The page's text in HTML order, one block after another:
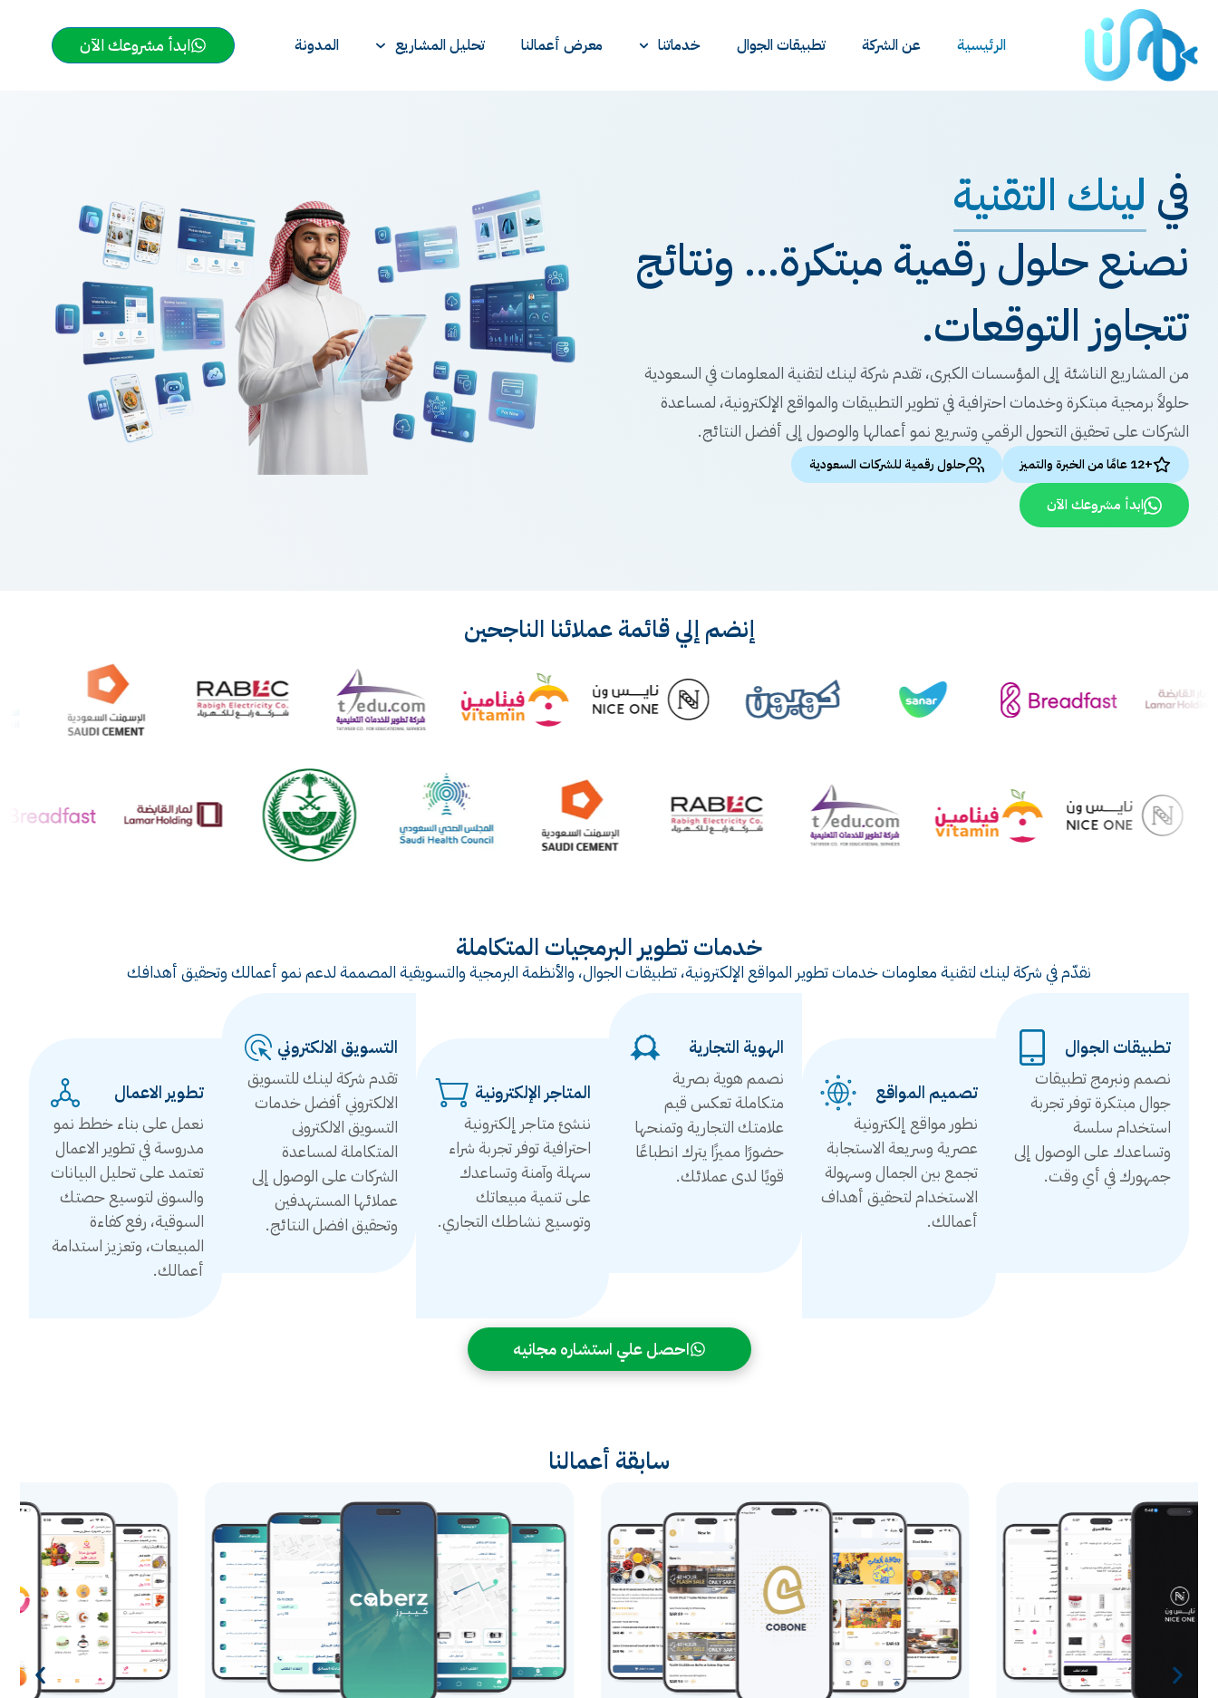
الرئيسية عن الشركة تطبيقات الجوال خدماتنا معرض أعمالنا تحليل المشاريع المدونة ابدأ مشروعك الآن
في لينك التقنية
نصنع حلول رقمية مبتكرة... ونتائج
تتجاوز التوقعات.
من المشاريع الناشئة إلى المؤسسات الكبرى، تقدم شركة لينك لتقنية المعلومات في السعودية
حلولاً برمجية مبتكرة وخدمات احترافية في تطوير التطبيقات والمواقع الإلكترونية، لمساعدة
الشركات على تحقيق التحول الرقمي وتسريع نمو أعمالها والوصول إلى أفضل النتائج.
+12 عامًا من الخبرة والتميز حلول رقمية للشركات السعودية
ابدأ مشروعك الآن
إنضم إلي قائمة عملائنا الناجحين
خدمات تطوير البرمجيات المتكاملة
نقدّم في شركة لينك لتقنية معلومات خدمات تطوير المواقع الإلكترونية، تطبيقات الجوال، والأنظمة البرمجية والتسويقية المصممة لدعم نمو أعمالك وتحقيق أهدافك
تطبيقات الجوال
نصمم ونبرمج تطبيقات
جوال مبتكرة توفر تجربة
استخدام سلسة
وتساعدك على الوصول إلى
جمهورك في أي وقت.
تصميم المواقع
نطور مواقع إلكترونية
عصرية وسريعة الاستجابة
تجمع بين الجمال وسهولة
الاستخدام لتحقيق أهداف
أعمالك.
الهوية التجارية
نصمم هوية بصرية
متكاملة تعكس قيم
علامتك التجارية وتمنحها
حضورًا مميزًا يترك انطباعًا
قويًا لدى عملائك.
المتاجر الإلكترونية
ننشئ متاجر إلكترونية
احترافية توفر تجربة شراء
سهلة وآمنة وتساعدك
على تنمية مبيعاتك
وتوسيع نشاطك التجاري.
التسويق الالكتروني
تقدم شركة لينك للتسويق
الالكتروني أفضل خدمات
التسويق الالكترونى
المتكاملة لمساعدة
الشركات على الوصول إلى
عملائها المستهدفين
وتحقيق افضل النتائج.
تطوير الاعمال
نعمل على بناء خطط نمو
مدروسة في تطوير الاعمال
تعتمد على تحليل البيانات
والسوق لتوسيع حصتك
السوقية، رفع كفاءة
المبيعات، وتعزيز استدامة
أعمالك.
احصل علي استشاره مجانيه
سابقة أعمالنا